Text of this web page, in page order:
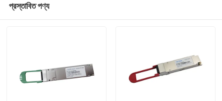
প্রস্তাবিত পণ্য